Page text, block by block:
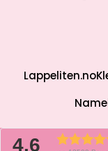
Lappeliten.no
4.6